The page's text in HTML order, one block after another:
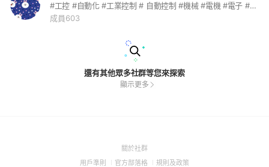
#工控 #自動化 #工業控制 # 自動控制 #機械 #電機 #電子 #PLC，從原材到元件到部品到機械到整廠輸出，技術聊天室
成員603
還有其他眾多社群等您來探索
顯示更多
關於社群(Open
用戶準則 (Open
官方部落格 (Open
規則及政策(Open